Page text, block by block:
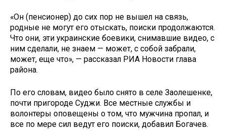
«Он (пенсионер) до сих пор не вышел на связь,
родные не могут его отыскать, поиски продолжаются.
Что они, эти украинские боевики, снимавшие видео, с
ним сделали, не знаем — может, с собой забрали,
может, еще что», — рассказал РИА Новости глава
района.
По его словам, видео было снято в селе Заолешенке,
почти пригороде Суджи. Все местные службы и
волонтеры оповещены о том, что мужчина пропал, и
все по мере сил ведут его поиски, добавил Богачев.